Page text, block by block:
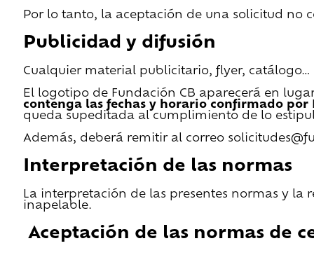
Por lo tanto, la aceptación de una solicitud
Publicidad y difusión
Cualquier material publicitario, flyer, catálogo…
El logotipo de Fundación CB aparecerá en
contenga las fechas y horario confirmado por
queda supeditada al cumplimiento de lo
Además, deberá remitir al correo
Interpretación de las normas
La interpretación de las presentes normas y la
inapelable.
Aceptación de las normas de